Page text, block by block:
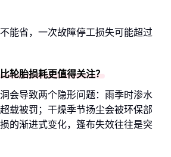
能省，一次故障停工损失可能超过
轮胎损耗更值得关注？
会导致两个隐形问题：雨季时渗水
载被罚；干燥季节扬尘会被环保部
的渐进式变化，篷布失效往往是突